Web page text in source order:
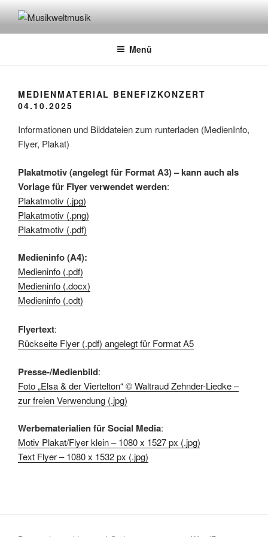
Inhalt
springenMUSIKWELTMUSIK
Folk- und Weltmusik in der Pfalz
Menü
MEDIENMATERIAL BENEFIZKONZERT
04.10.2025
Informationen und Bilddateien zum runterladen (MedienInfo,
Flyer, Plakat)
Plakatmotiv (angelegt für Format A3) – kann auch als
Vorlage für Flyer verwendet werden:
Plakatmotiv (.jpg)
Plakatmotiv (.png)
Plakatmotiv (.pdf)
Medieninfo (A4):
Medieninfo (.pdf)
Medieninfo (.docx)
Medieninfo (.odt)
Flyertext:
Rückseite Flyer (.pdf) angelegt für Format A5
Presse-/Medienbild:
Foto „Elsa & der Viertelton“ © Waltraud Zehnder-Liedke –
zur freien Verwendung (.jpg)
Werbematerialien für Social Media:
Motiv Plakat/Flyer klein – 1080 x 1527 px (.jpg)
Text Flyer – 1080 x 1532 px (.jpg)